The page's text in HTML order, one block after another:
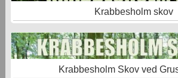
Krabbesholm skov
Krabbesholm Skov ved